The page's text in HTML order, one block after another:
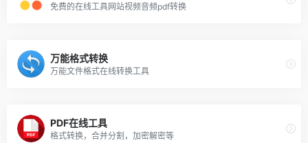
免费的在线工具网站视频音频pdf转换
万能格式转换
万能文件格式在线转换工具
PDF在线工具
格式转换，合并分割，加密解密等